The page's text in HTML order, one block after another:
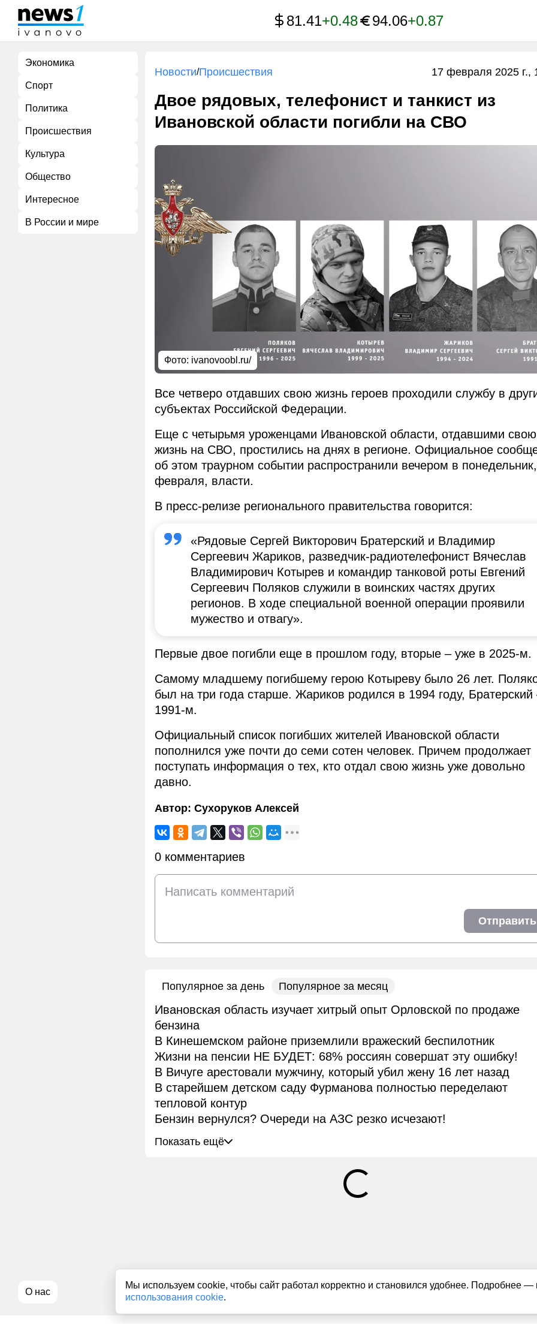
Мы используем cookie, чтобы сайт работал корректно и становился удобнее. Подробнее —
использования cookie.
81.41+0.48 94.06+0.87
Экономика
Спорт
Политика
Происшествия
Культура
Общество
Интересное
В России и мире
О нас
Новости/Происшествия 17 февраля 2025 г.,
Двое рядовых, телефонист и танкист из
Ивановской области погибли на СВО
Фото: ivanovoobl.ru/
Все четверо отдавших свою жизнь героев проходили службу в
субъектах Российской Федерации.
Еще с четырьмя уроженцами Ивановской области, отдавшими свою
жизнь на СВО, простились на днях в регионе. Официальное
об этом траурном событии распространили вечером в
февраля, власти.
В пресс-релизе регионального правительства говорится:
«Рядовые Сергей Викторович Братерский и Владимир
Сергеевич Жариков, разведчик-радиотелефонист Вячеслав
Владимирович Котырев и командир танковой роты Евгений
Сергеевич Поляков служили в воинских частях других
регионов. В ходе специальной военной операции проявили
мужество и отвагу».
Первые двое погибли еще в прошлом году, вторые – уже в 2025-м.
Самому младшему погибшему герою Котыреву было 26 лет.
был на три года старше. Жариков родился в 1994 году, Братерский
1991-м.
Официальный список погибших жителей Ивановской области
пополнился уже почти до семи сотен человек. Причем продолжает
поступать информация о тех, кто отдал свою жизнь уже довольно
давно.
Автор: Сухоруков Алексей
0 комментариев
Отправить
Популярное за день Популярное за месяц
Ивановская область изучает хитрый опыт Орловской по продаже
бензина
В Кинешемском районе приземлили вражеский беспилотник
Жизни на пенсии НЕ БУДЕТ: 68% россиян совершат эту ошибку!
В Вичуге арестовали мужчину, который убил жену 16 лет назад
В старейшем детском саду Фурманова полностью переделают
тепловой контур
Бензин вернулся? Очереди на АЗС резко исчезают!
Показать ещё